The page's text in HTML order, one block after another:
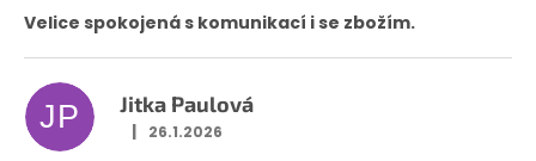
Velice spokojená s komunikací i se zbožím.
JP Jitka Paulová
Hodnocení obchodu je 5 z 5 hvězdiček.
| 26.1.2026